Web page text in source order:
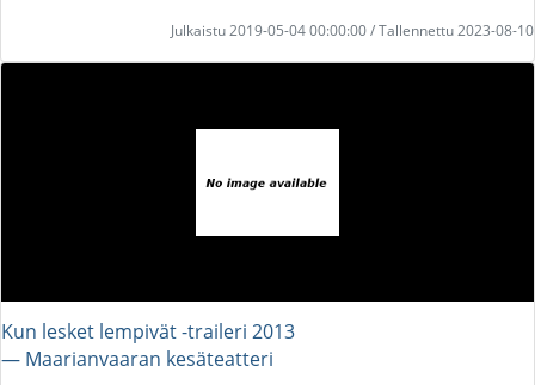
Julkaistu 2019-05-04 00:00:00 / Tallennettu 2023-08-10
Kun lesket lempivät -traileri 2013
― Maarianvaaran kesäteatteri